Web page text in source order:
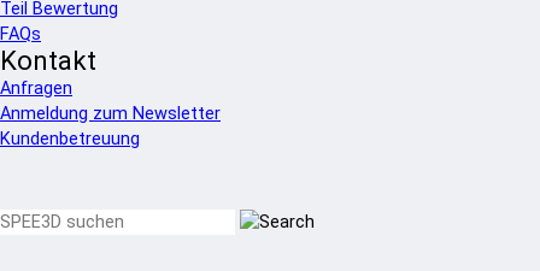
Teil Bewertung
FAQs
Kontakt
Anfragen
Anmeldung zum Newsletter
Kundenbetreuung